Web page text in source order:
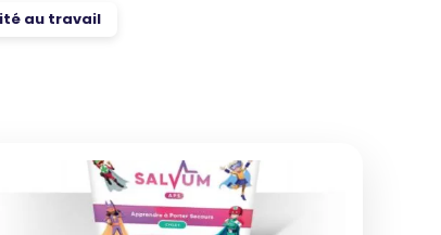
au travail